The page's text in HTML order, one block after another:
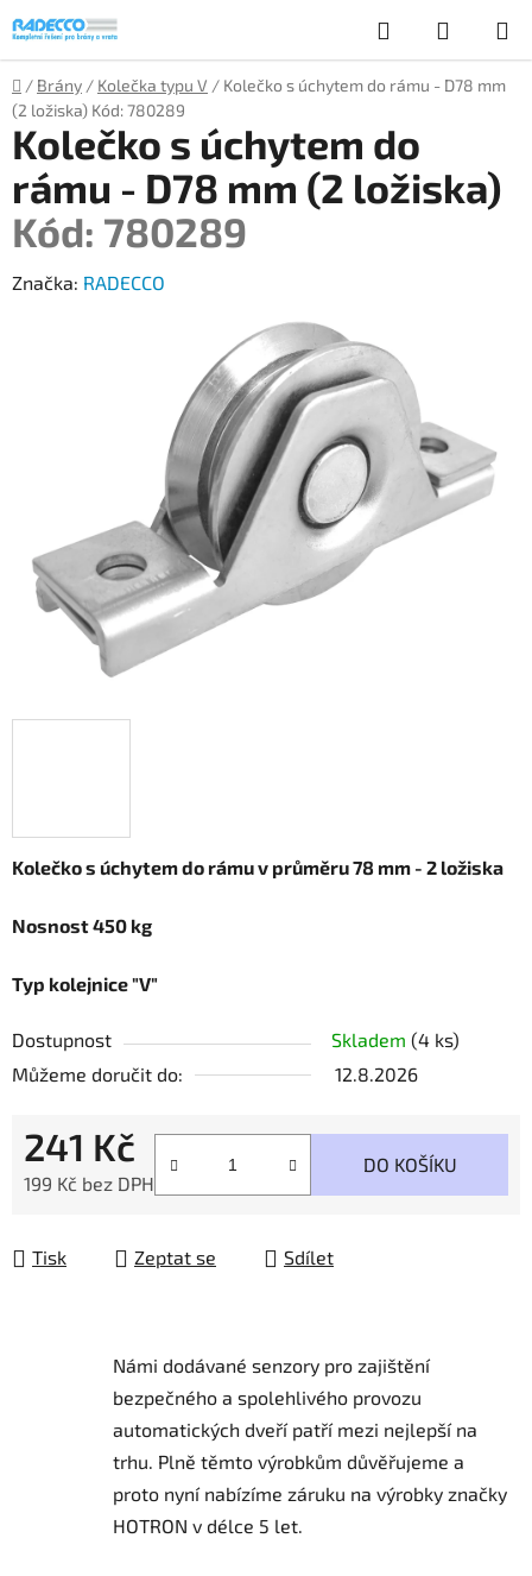
na
obsah
Hledat
KOŠÍK
Domů
/ Brány / Kolečka typu V / Kolečko s úchytem do rámu - D78 mm
(2 ložiska) Kód: 780289
Kolečko s úchytem do rámu v průměru 78 mm - 2 ložiska
Nosnost 450 kg
Typ kolejnice "V"
Dostupnost Skladem (4 ks)
Můžeme doručit do:
12.8.2026
241 Kč
199 Kč bez DPH
DO KOŠÍKU
Tisk Zeptat se Sdílet
Kolečko s úchytem do
rámu - D78 mm (2 ložiska)
Kód: 780289
Značka: RADECCO
Námi dodávané senzory pro zajištění
bezpečného a spolehlivého provozu
automatických dveří patří mezi nejlepší na
trhu. Plně těmto výrobkům důvěřujeme a
proto nyní nabízíme záruku na výrobky značky
HOTRON v délce 5 let.